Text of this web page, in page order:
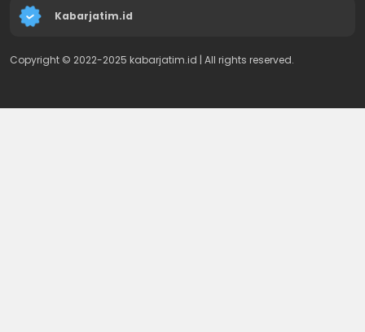
Kabarjatim.id
Copyright © 2022-2025 kabarjatim.id | All rights reserved.